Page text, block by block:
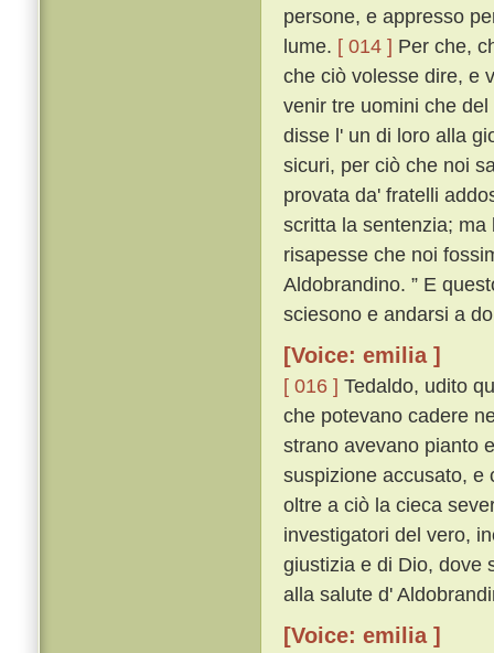
persone, e appresso
lume. [ 014 ] Per che,
che ciò volesse dire, e
venir tre uomini che
disse l' un di loro alla
sicuri, per ciò che noi
provata da' fratelli
scritta la sentenzia;
risapesse che noi
Aldobrandino. ” E
sciesono e andarsi a
[Voice: emilia ]
[ 016 ] Tedaldo, udito
che potevano cadere
strano avevano pianto
suspizione accusato, e
oltre a ciò la cieca
investigatori del vero,
giustizia e di Dio, dove
alla salute d'
[Voice: emilia ]